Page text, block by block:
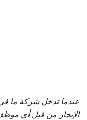
عندما تدخل شركة ما في
الإيجار من قبل أي